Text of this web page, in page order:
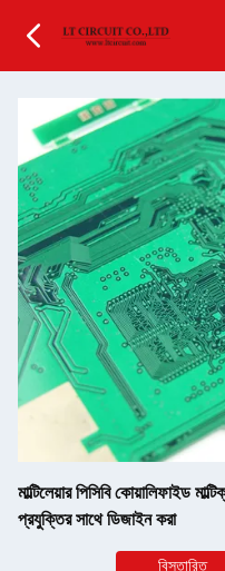
মাল্টিলেয়ার পিসিবি কোয়ালিফাইড
প্রযুক্তির সাথে ডিজাইন করা
বিস্তারিত